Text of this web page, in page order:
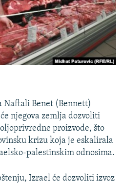
Naftali Benet (Bennett)
njegova zemlja dozvoliti
proizvode, što
krizu koja je eskalirala
palestinskim odnosima.
Izrael će dozvoliti izvoz